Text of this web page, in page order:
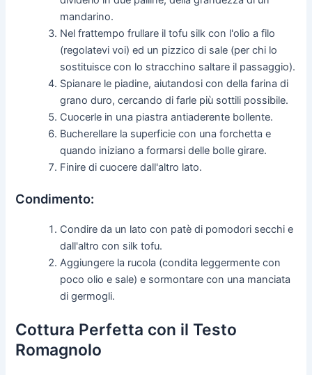
mandarino.
Nel frattempo frullare il tofu silk con l'olio a filo
(regolatevi voi) ed un pizzico di sale (per chi lo
sostituisce con lo stracchino saltare il passaggio).
Spianare le piadine, aiutandosi con della farina di
grano duro, cercando di farle più sottili possibile.
Cuocerle in una piastra antiaderente bollente.
Bucherellare la superficie con una forchetta e
quando iniziano a formarsi delle bolle girare.
Finire di cuocere dall'altro lato.
Condimento:
Condire da un lato con patè di pomodori secchi e
dall'altro con silk tofu.
Aggiungere la rucola (condita leggermente con
poco olio e sale) e sormontare con una manciata
di germogli.
Cottura Perfetta con il Testo
Romagnolo